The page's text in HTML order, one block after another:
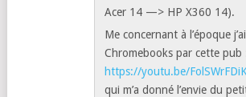
Acer 14 —> HP X360 14).
Me concernant à l’époque
Chromebooks par cette pub
https://youtu.be/
qui m’a donné l’envie du